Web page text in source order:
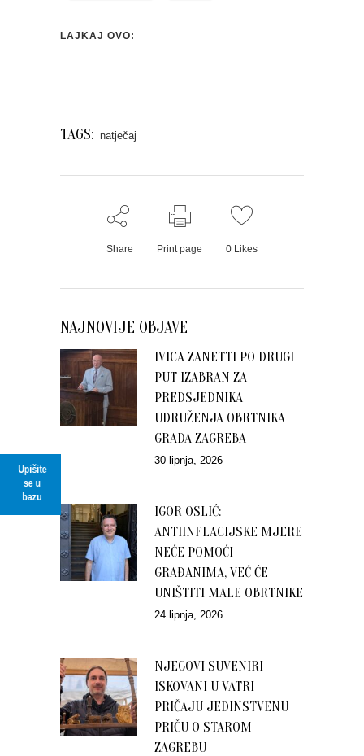
Upišite
se u
bazu
LAJKAJ OVO:
TAGS: natječaj
Share Print page 0 Likes
NAJNOVIJE OBJAVE
IVICA ZANETTI PO DRUGI
PUT IZABRAN ZA
PREDSJEDNIKA
UDRUŽENJA OBRTNIKA
GRADA ZAGREBA
30 lipnja, 2026
IGOR OSLIĆ:
ANTIINFLACIJSKE MJERE
NEĆE POMOĆI
GRAĐANIMA, VEĆ ĆE
UNIŠTITI MALE OBRTNIKE
24 lipnja, 2026
NJEGOVI SUVENIRI
ISKOVANI U VATRI
PRIČAJU JEDINSTVENU
PRIČU O STAROM
ZAGREBU